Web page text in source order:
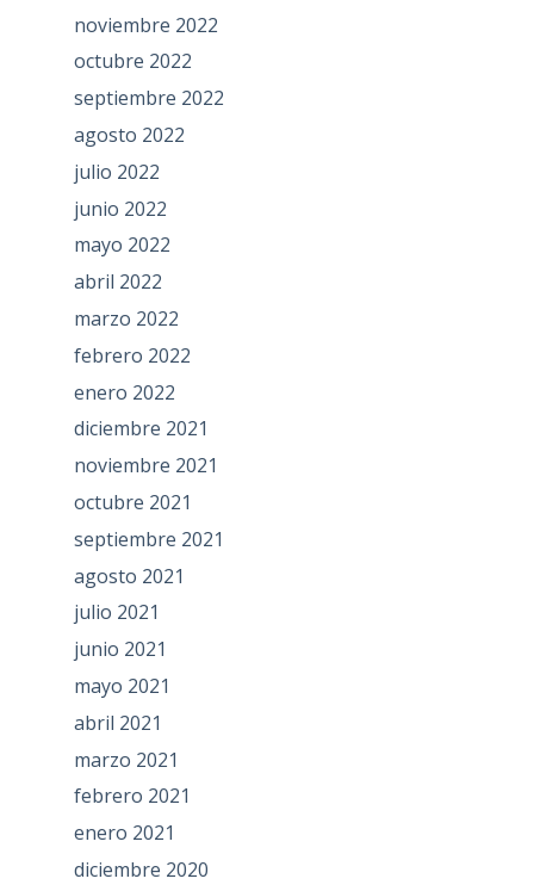
noviembre 2022
octubre 2022
septiembre 2022
agosto 2022
julio 2022
junio 2022
mayo 2022
abril 2022
marzo 2022
febrero 2022
enero 2022
diciembre 2021
noviembre 2021
octubre 2021
septiembre 2021
agosto 2021
julio 2021
junio 2021
mayo 2021
abril 2021
marzo 2021
febrero 2021
enero 2021
diciembre 2020